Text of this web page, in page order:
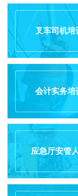
叉车司机培
会计实务培
应急厅安管